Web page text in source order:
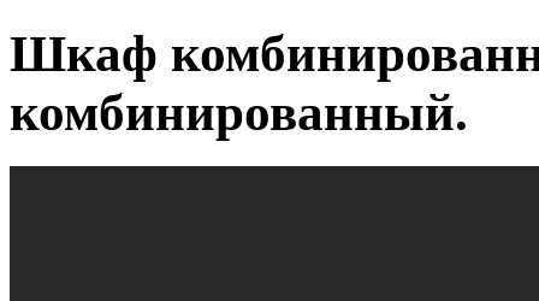
Шкаф
комбинированный.